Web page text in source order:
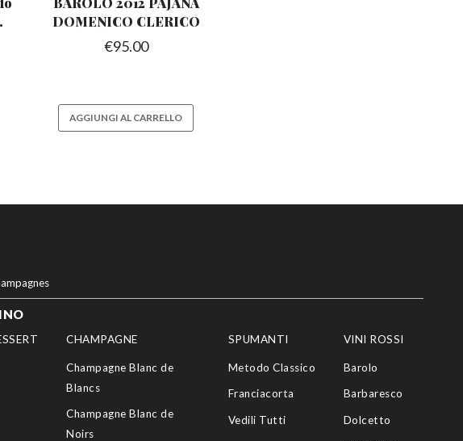
DOMENICO CLERICO
€95.00
AGGIUNGI AL CARRELLO
CHAMPAGNE
Champagne Blanc de
Blancs
Champagne Blanc de
Noirs
SPUMANTI
Metodo Classico
Franciacorta
Vedili Tutti
VINI ROSSI
Barolo
Barbaresco
Dolcetto